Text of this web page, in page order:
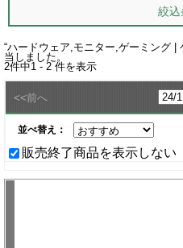
絞込
“ハードウェア,モニター,ゲーミング |
当しました。
2件中1 - 2 件を表示
<<前へ
並べ替え：
販売終了商品を表示しない